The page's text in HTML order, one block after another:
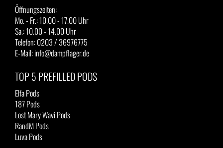
Öffnungszeiten:
Mo. - Fr.: 10.00 - 17.00 Uhr
Sa.: 10.00 - 14.00 Uhr
Telefon: 0203 / 36976775
E-Mail: info@dampflager.de
TOP 5 PREFILLED PODS
Elfa Pods
187 Pods
Lost Mary Wavi Pods
RandM Pods
Luva Pods